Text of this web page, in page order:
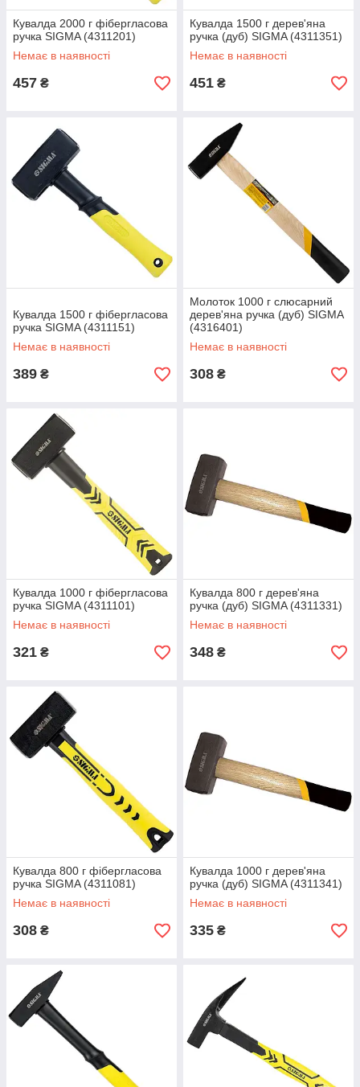
Кувалда 2000 г фібергласова
ручка SIGMA (4311201)
Немає в наявності
457 ₴
Кувалда 1500 г дерев'яна
ручка (дуб) SIGMA (4311351)
Немає в наявності
451 ₴
Кувалда 1500 г фібергласова
ручка SIGMA (4311151)
Немає в наявності
389 ₴
Молоток 1000 г слюсарний
дерев'яна ручка (дуб) SIGMA
(4316401)
Немає в наявності
308 ₴
Кувалда 1000 г фібергласова
ручка SIGMA (4311101)
Немає в наявності
321 ₴
Кувалда 800 г дерев'яна
ручка (дуб) SIGMA (4311331)
Немає в наявності
348 ₴
Кувалда 800 г фібергласова
ручка SIGMA (4311081)
Немає в наявності
308 ₴
Кувалда 1000 г дерев'яна
ручка (дуб) SIGMA (4311341)
Немає в наявності
335 ₴